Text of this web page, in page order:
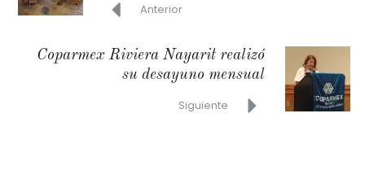
Anterior
Coparmex Riviera Nayarit realizó
su desayuno mensual
Siguiente